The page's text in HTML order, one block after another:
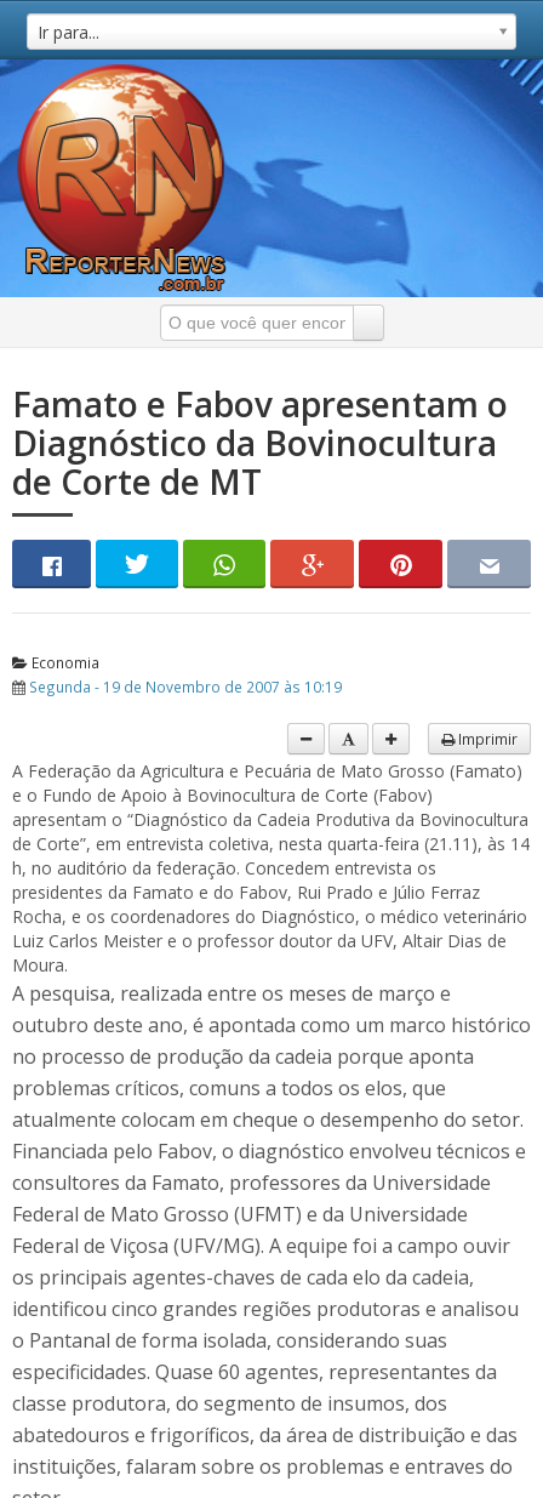
Ir para...
Famato e Fabov apresentam o
Diagnóstico da Bovinocultura
de Corte de MT
Economia
Segunda - 19 de Novembro de 2007 às 10:19
Imprimir
A Federação da Agricultura e Pecuária de Mato Grosso (Famato)
e o Fundo de Apoio à Bovinocultura de Corte (Fabov)
apresentam o “Diagnóstico da Cadeia Produtiva da Bovinocultura
de Corte”, em entrevista coletiva, nesta quarta-feira (21.11), às 14
h, no auditório da federação. Concedem entrevista os
presidentes da Famato e do Fabov, Rui Prado e Júlio Ferraz
Rocha, e os coordenadores do Diagnóstico, o médico veterinário
Luiz Carlos Meister e o professor doutor da UFV, Altair Dias de
Moura.
A pesquisa, realizada entre os meses de março e
outubro deste ano, é apontada como um marco histórico
no processo de produção da cadeia porque aponta
problemas críticos, comuns a todos os elos, que
atualmente colocam em cheque o desempenho do setor.
Financiada pelo Fabov, o diagnóstico envolveu técnicos e
consultores da Famato, professores da Universidade
Federal de Mato Grosso (UFMT) e da Universidade
Federal de Viçosa (UFV/MG). A equipe foi a campo ouvir
os principais agentes-chaves de cada elo da cadeia,
identificou cinco grandes regiões produtoras e analisou
o Pantanal de forma isolada, considerando suas
especificidades. Quase 60 agentes, representantes da
classe produtora, do segmento de insumos, dos
abatedouros e frigoríficos, da área de distribuição e das
instituições, falaram sobre os problemas e entraves do